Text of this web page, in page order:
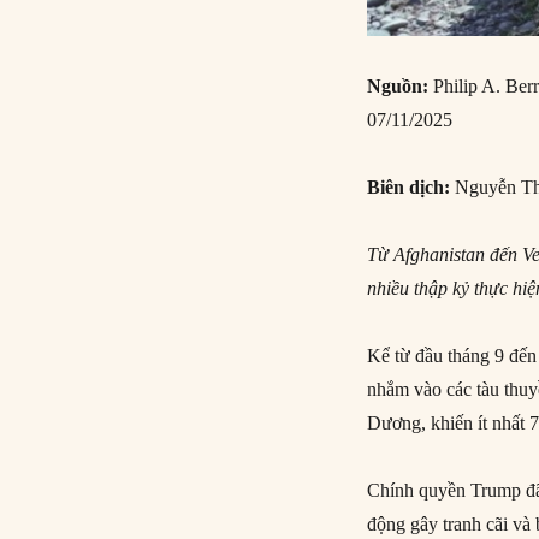
Nguồn: Philip A.
07/11/2025
Biên dịch: Nguyễn
Từ Afghanistan đến
nhiều thập kỷ thực
Kể từ đầu tháng 9
nhắm vào các tàu
Dương, khiến ít nhất
Chính quyền Trump
động gây tranh cãi và